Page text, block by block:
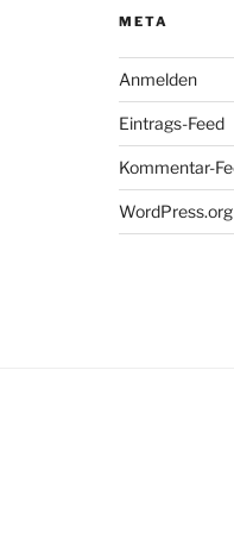
META
Anmelden
Eintrags-Feed
Kommentar-
WordPress.org